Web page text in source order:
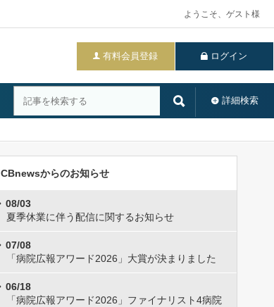
ようこそ、ゲスト様
有料会員登録 ログイン
詳細検索
CBnewsからのお知らせ
08/03
夏季休業に伴う配信に関するお知らせ
07/08
「病院広報アワード2026」大賞が決まりました
06/18
「病院広報アワード2026」ファイナリスト4病院